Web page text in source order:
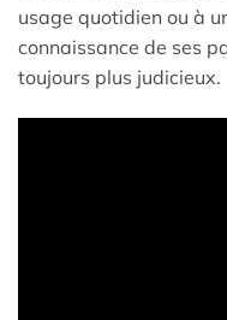
usage quotidien ou à
connaissance de ses
toujours plus judicieux.